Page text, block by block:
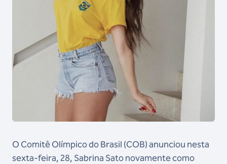
O Comitê Olímpico do Brasil (COB) anunciou nesta
sexta-feira, 28, Sabrina Sato novamente como